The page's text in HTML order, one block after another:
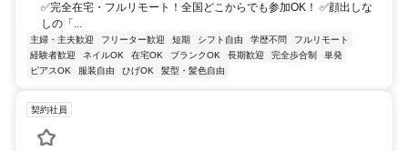
✅完全在宅・フルリモート！全国どこからでも参加OK！ ✅顔出しな
しの「...
主婦・主夫歓迎 フリーター歓迎 短期 シフト自由 学歴不問
フルリモート
経験者歓迎
ネイルOK 在宅OK ブランクOK 長期歓迎 完全歩合制
単発
ピアスOK
服装自由 ひげOK 髪型・髪色自由
契約社員